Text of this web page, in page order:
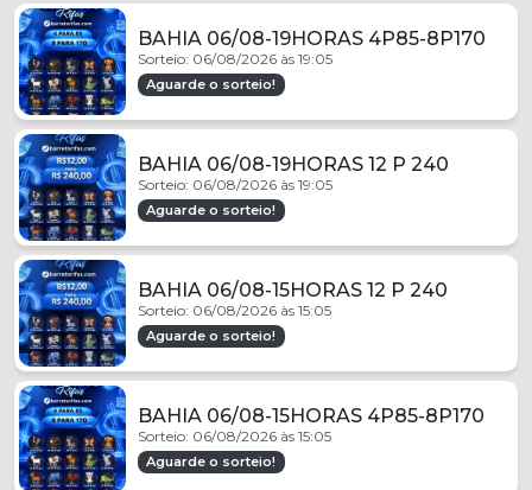
BAHIA 06/08-19HORAS 4P85-8P170
Sorteio: 06/08/2026 às 19:05
Aguarde o sorteio!
BAHIA 06/08-19HORAS 12 P 240
Sorteio: 06/08/2026 às 19:05
Aguarde o sorteio!
BAHIA 06/08-15HORAS 12 P 240
Sorteio: 06/08/2026 às 15:05
Aguarde o sorteio!
BAHIA 06/08-15HORAS 4P85-8P170
Sorteio: 06/08/2026 às 15:05
Aguarde o sorteio!